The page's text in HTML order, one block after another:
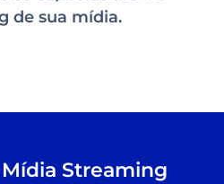
de sua mídia.
Streaming